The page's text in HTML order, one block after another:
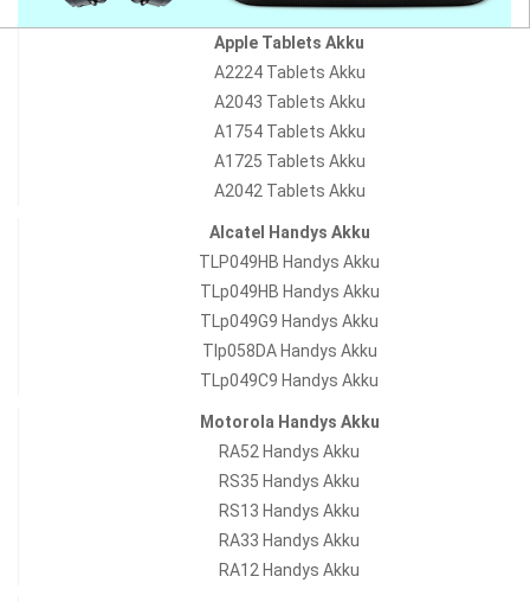
Apple Tablets Akku
A2224 Tablets Akku
A2043 Tablets Akku
A1754 Tablets Akku
A1725 Tablets Akku
A2042 Tablets Akku
Alcatel Handys Akku
TLP049HB Handys Akku
TLp049HB Handys Akku
TLp049G9 Handys Akku
Tlp058DA Handys Akku
TLp049C9 Handys Akku
Motorola Handys Akku
RA52 Handys Akku
RS35 Handys Akku
RS13 Handys Akku
RA33 Handys Akku
RA12 Handys Akku